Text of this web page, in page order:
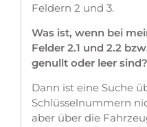
Feldern 2 und 3.
Was ist, wenn bei
Felder 2.1 und 2.2
genullt oder leer sind?
Dann ist eine Suche
Schlüsselnummern
aber über die